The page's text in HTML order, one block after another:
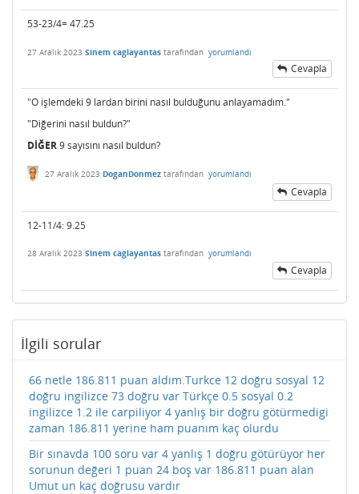
53-23/4= 47.25
27 Aralık 2023 Sinem caglayantas tarafından yorumlandı
Cevapla
"O işlemdeki 9 lardan birini nasıl bulduğunu anlayamadım."
"Diğerini nasıl buldun?"
DİĞER9 sayısını nasıl buldun?
27 Aralık 2023 DoganDonmez tarafından yorumlandı
Cevapla
12-11/4: 9.25
28 Aralık 2023 Sinem caglayantas tarafından yorumlandı
Cevapla
İlgili sorular
66 netle 186.811 puan aldım.Turkce 12 doğru sosyal 12
doğru ingilizce 73 doğru var Türkçe 0.5 sosyal 0.2
ingilizce 1.2 ile carpiliyor 4 yanlış bir doğru götürmedigi
zaman 186.811 yerine ham puanım kaç olurdu
Bir sınavda 100 soru var 4 yanlış 1 doğru götürüyor her
sorunun değeri 1 puan 24 boş var 186.811 puan alan
Umut un kaç doğrusu vardır